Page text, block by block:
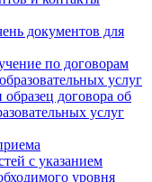
документов для
по договорам
услуг
договора об
услуг
с указанием
уровня